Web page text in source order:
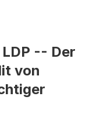
-- Der
von